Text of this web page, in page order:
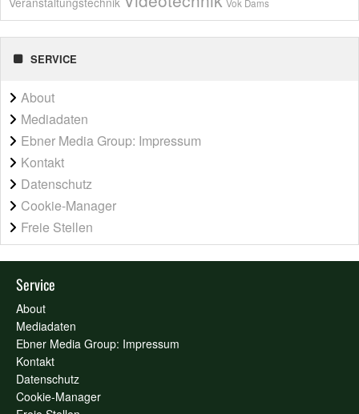
Vok Dams
SERVICE
About
Mediadaten
Ebner Media Group: Impressum
Kontakt
Datenschutz
Cookie-Manager
Freie Stellen
Service
About
Mediadaten
Ebner Media Group: Impressum
Kontakt
Datenschutz
Cookie-Manager